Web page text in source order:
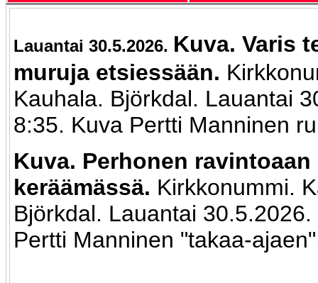
Lauantai 30.5.2026. Kuva. Varis
muruja etsiessään.
Kauhala. Björkdal. Lauantai
8:35. Kuva Pertti Manninen
Kuva. Perhonen ravintoaan
keräämässä. Kirkkonummi.
Björkdal. Lauantai
Pertti Manninen "takaa-